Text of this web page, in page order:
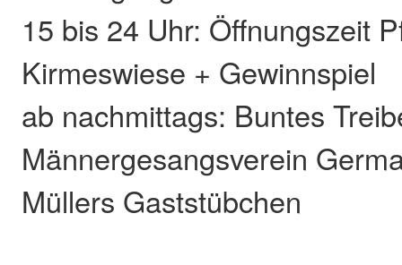
15 bis 24 Uhr: Öffnungszeit
Kirmeswiese + Gewinnspiel
ab nachmittags: Buntes
Männergesangsverein
Müllers Gaststübchen